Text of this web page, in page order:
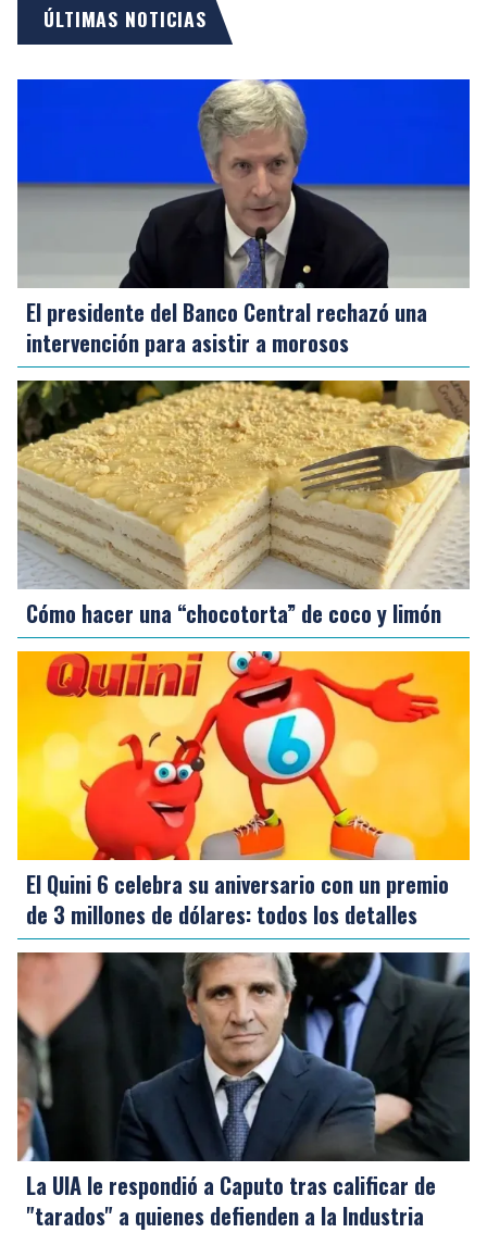
ÚLTIMAS NOTICIAS
El presidente del Banco Central rechazó una
intervención para asistir a morosos
Cómo hacer una “chocotorta” de coco y limón
El Quini 6 celebra su aniversario con un premio
de 3 millones de dólares: todos los detalles
La UIA le respondió a Caputo tras calificar de
"tarados" a quienes defienden a la Industria